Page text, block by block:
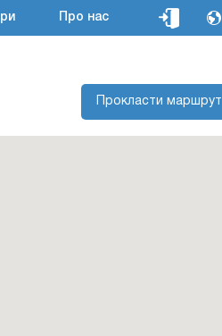
Про нас
Прокласти маршрут